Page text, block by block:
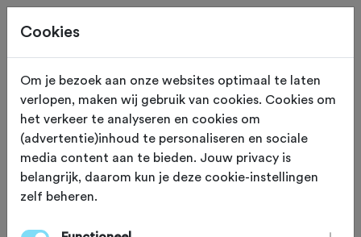
168,2 KM Hoofddorp (Noord Holland)
170 Rondje Stelling
RTC-Hoofddorp
Cookies
Om je bezoek aan onze websites optimaal te laten
verlopen, maken wij gebruik van cookies. Cookies om
het verkeer te analyseren en cookies om
(advertentie)inhoud te personaliseren en sociale
media content aan te bieden. Jouw privacy is
belangrijk, daarom kun je deze cookie-instellingen
zelf beheren.